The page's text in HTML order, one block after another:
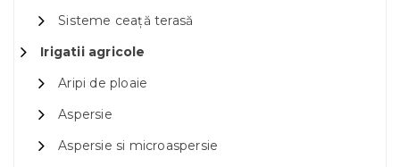
Sisteme ceață terasă
Irigatii agricole
Aripi de ploaie
Aspersie
Aspersie si microaspersie